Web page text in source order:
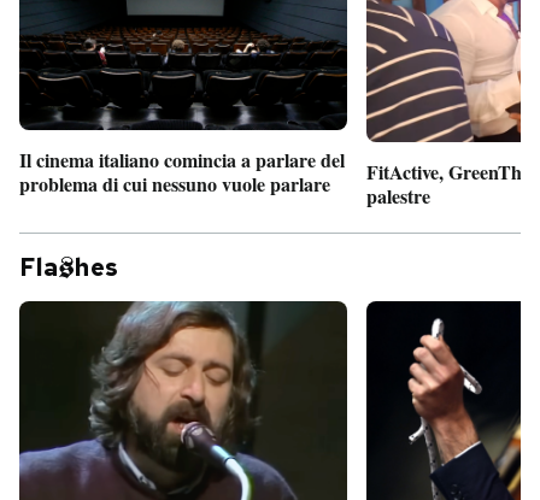
Il cinema italiano comincia a parlare del
problema di cui nessuno vuole parlare
FitActive,
palestre
Fla hes